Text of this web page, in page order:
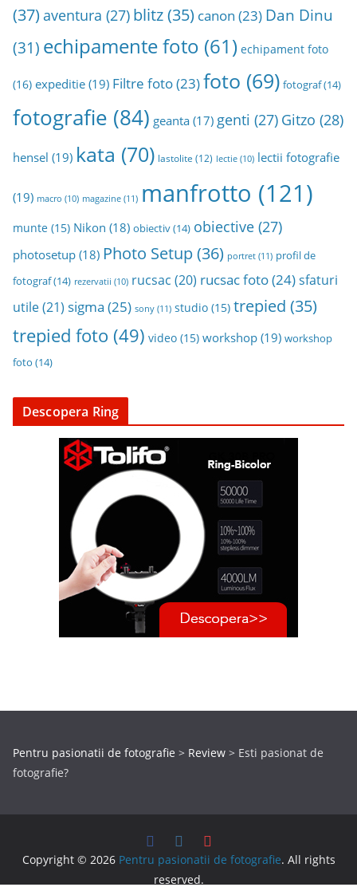
(37) aventura (27) blitz(35) canon (23) Dan Dinu
(31) echipamente foto (61) echipament foto
(16) expeditie (19) Filtre foto(23)foto (69) fotograf(14)
fotografie (84) geanta (17) genti (27) Gitzo (28)
hensel (19) kata (70) lastolite (12) lectie (10) lectii fotografie
(19) macro (10) magazine (11) manfrotto (121)
munte (15) Nikon (18) obiectiv(14) obiective (27)
photosetup (18) Photo Setup(36) portret (11) profil de
fotograf(14) rezervatii (10) rucsac (20) rucsac foto(24)sfaturi
utile(21) sigma (25) sony (11) studio (15) trepied (35)
trepied foto (49) video (15) workshop (19) workshop
foto (14)
Descopera Ring
Pentru pasionatii de fotografie > Review > Esti pasionat de
fotografie?
Copyright © 2026 Pentru pasionatii de fotografie. All rights
reserved.